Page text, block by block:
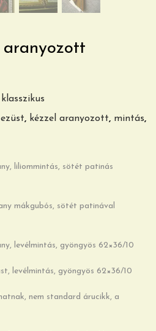
ezüst, kézzel aranyozott, mintás,
liliommintás, sötét patinás
mákgubós, sötét patinával
levélmintás, gyöngyös 62×36/10
levélmintás, gyöngyös 62×36/10
nem standard árucikk, a